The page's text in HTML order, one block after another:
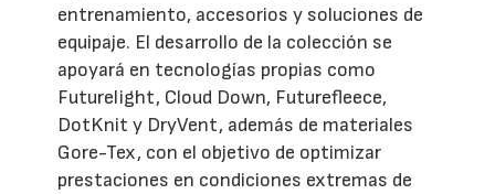
entrenamiento, accesorios y soluciones de
equipaje. El desarrollo de la colección se
apoyará en tecnologías propias como
Futurelight, Cloud Down, Futurefleece,
DotKnit y DryVent, además de materiales
Gore-Tex, con el objetivo de optimizar
prestaciones en condiciones extremas de